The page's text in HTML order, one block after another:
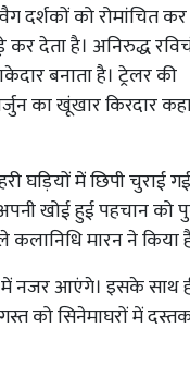
दर्शकों को रोमांचित
देता है। अनिरुद्ध
बनाता है। ट्रेलर की
का खूंखार किरदार
घड़ियों में छिपी चुराई गई
खोई हुई पहचान को
मारन ने किया
नजर आएंगे। इसके साथ
को सिनेमाघरों में